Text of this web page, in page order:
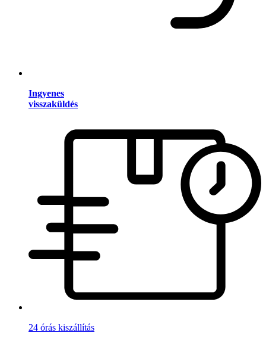
Ingyenes
visszaküldés
24 órás kiszállítás